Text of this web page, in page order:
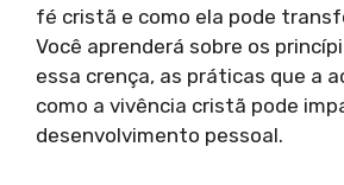
fé cristã e como ela pode
Você aprenderá sobre os
essa crença, as práticas que a
como a vivência cristã pode
desenvolvimento pessoal.